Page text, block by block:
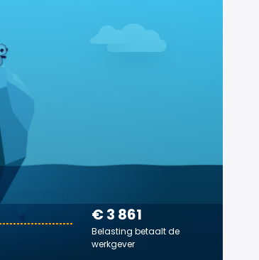
€ 3 861
Belasting betaalt de
werkgever